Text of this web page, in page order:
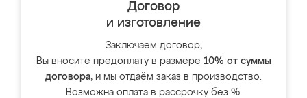
Договор
и изготовление
Заключаем договор,
Вы вносите предоплату в размере 10% от суммы
договора, и мы отдаём заказ в производство.
Возможна оплата в рассрочку без %.